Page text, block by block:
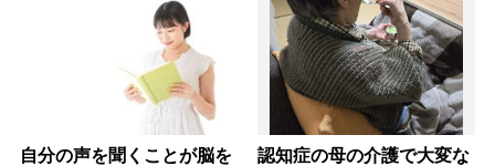
自分の声を聞くことが脳を
認知症の母の介護で大変な